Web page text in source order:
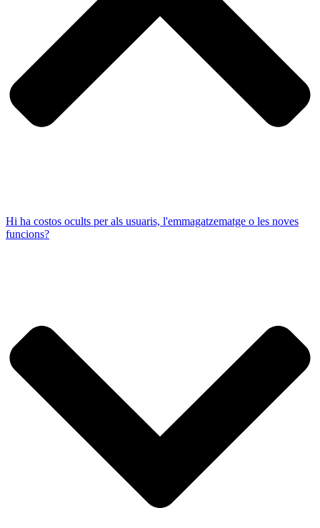
Hi ha costos ocults per als usuaris, l'emmagatzematge o les noves
funcions?